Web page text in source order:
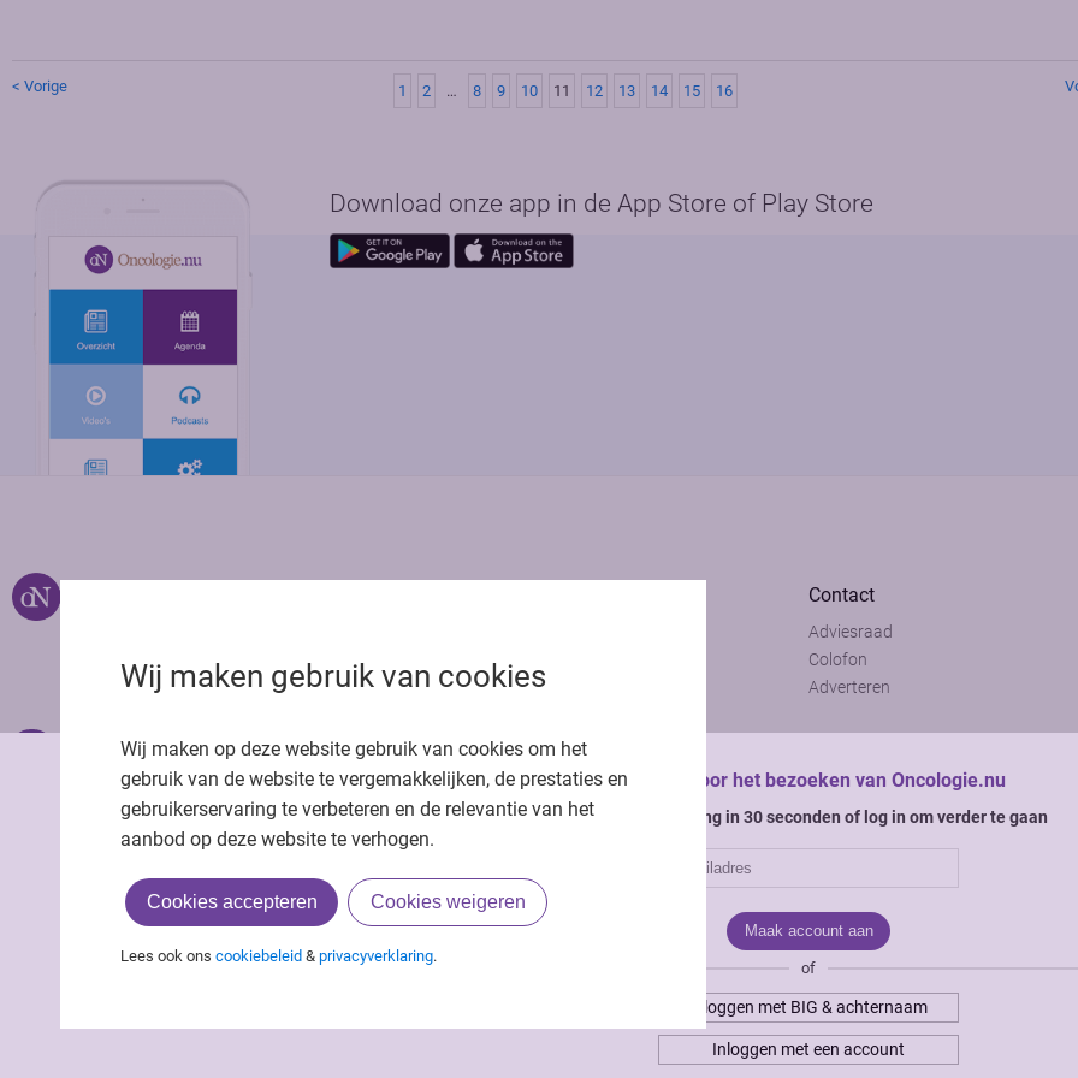
Wij maken gebruik van cookies
Wij maken op deze website gebruik van cookies om het
gebruik van de website te vergemakkelijken, de prestaties en
gebruikerservaring te verbeteren en de relevantie van het
aanbod op deze website te verhogen.
Cookies accepteren Cookies weigeren
Lees ook ons cookiebeleid & privacyverklaring.
Bedankt voor het bezoeken van Oncologie.nu
Krijg gratis toegang in 30 seconden of log in om verder te gaan
of
Inloggen met BIG & achternaam
Inloggen met een account
< Vorige 1 2 … 8 9 10 11 12 13 14 15 16
Download onze app in de App Store of Play Store
Privacy statement
Cookie statement
Richtlijnen
Contact
Adviesraad
Colofon
Adverteren